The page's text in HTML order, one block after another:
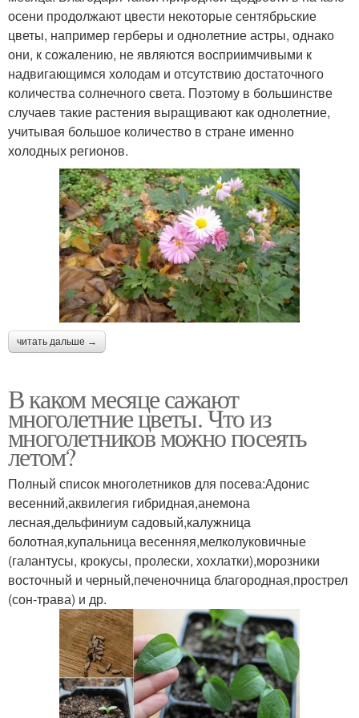
осени продолжают цвести некоторые сентябрьские
цветы, например герберы и однолетние астры, однако
они, к сожалению, не являются восприимчивыми к
надвигающимся холодам и отсутствию достаточного
количества солнечного света. Поэтому в большинстве
случаев такие растения выращивают как однолетние,
учитывая большое количество в стране именно
холодных регионов.
читать дальше →
В каком месяце сажают
многолетние цветы. Что из
многолетников можно посеять
летом?
Полный список многолетников для посева:Адонис
весенний,аквилегия гибридная,анемона
лесная,дельфиниум садовый,калужница
болотная,купальница весенняя,мелколуковичные
(галантусы, крокусы, пролески, хохлатки),морозники
восточный и черный,печеночница благородная,прострел
(сон-трава) и др.